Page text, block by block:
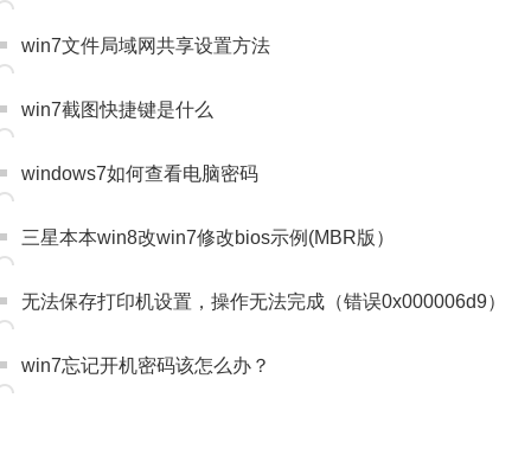
win7文件局域网共享设置方法
win7截图快捷键是什么
windows7如何查看电脑密码
三星本本win8改win7修改bios示例(MBR版）
无法保存打印机设置，操作无法完成（错误0x000006d9）
win7忘记开机密码该怎么办？